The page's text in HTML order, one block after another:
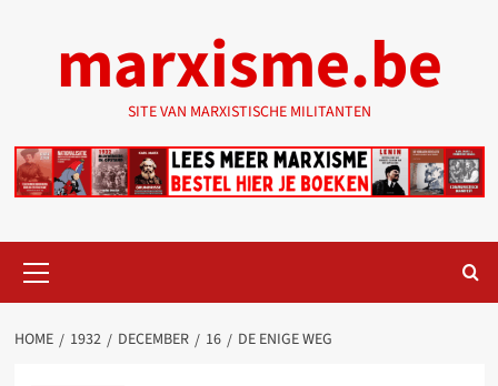
marxisme.be
SITE VAN MARXISTISCHE MILITANTEN
menu
HOME 1932 DECEMBER 16 DE ENIGE WEG